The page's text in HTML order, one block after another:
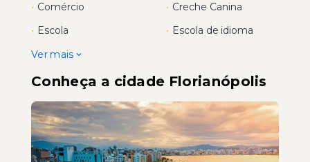
• Comércio • Creche Canina
• Escola • Escola de idioma
Ver mais
Conheça a cidade Florianópolis